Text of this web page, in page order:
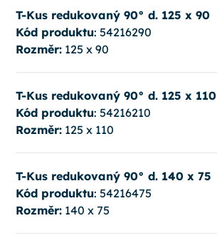
T-Kus redukovaný 90° d. 125 x 90
Kód produktu: 54216290
Rozměr:125 x 90
T-Kus redukovaný 90° d. 125 x 110
Kód produktu: 54216210
Rozměr:125 x 110
T-Kus redukovaný 90° d. 140 x 75
Kód produktu: 54216475
Rozměr:140 x 75